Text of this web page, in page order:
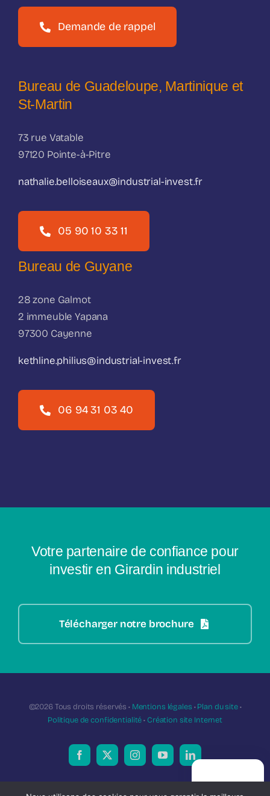
Demande de rappel
Bureau de Guadeloupe, Martinique et
St-Martin
73 rue Vatable
97120 Pointe-à-Pitre
nathalie.belloiseaux@industrial-invest.fr
05 90 10 33 11
Bureau de Guyane
28 zone Galmot
2 immeuble Yapana
97300 Cayenne
kethline.philius@industrial-invest.fr
06 94 31 03 40
Votre partenaire de confiance pour
investir en Girardin industriel
Télécharger notre brochure
©2026 Tous droits réservés • Mentions légales •Plan du site•
Politique de confidentialité• Création site Internet